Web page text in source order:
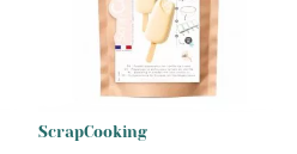
ScrapCooking